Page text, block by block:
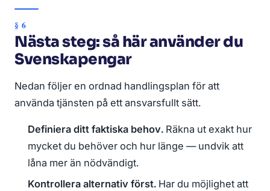
Nästa steg: så här använder du
Svenskapengar
Nedan följer en ordnad handlingsplan för att
använda tjänsten på ett ansvarsfullt sätt.
Definiera ditt faktiska behov. Räkna ut exakt hur
mycket du behöver och hur länge — undvik att
låna mer än nödvändigt.
Kontrollera alternativ först. Har du möjlighet att